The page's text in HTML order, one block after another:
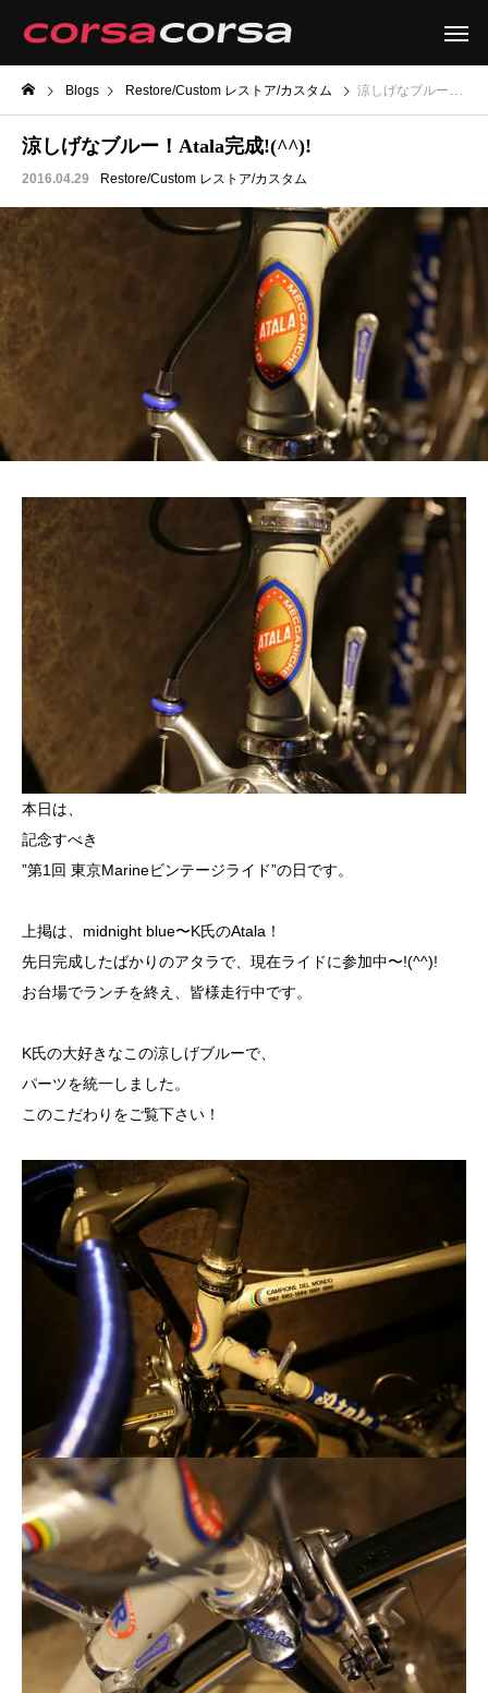
Blogs Restore/Custom レストア/カスタム 涼しげなブルー！Atala完成!(^^)!
涼しげなブルー！Atala完成!(^^)!
2016.04.29 Restore/Custom レストア/カスタム
本日は、
記念すべき
”第1回 東京Marineビンテージライド”の日です。
上掲は、midnight blue〜K氏のAtala！
先日完成したばかりのアタラで、現在ライドに参加中〜!(^^)!
お台場でランチを終え、皆様走行中です。
K氏の大好きなこの涼しげブルーで、
パーツを統一しました。
このこだわりをご覧下さい！